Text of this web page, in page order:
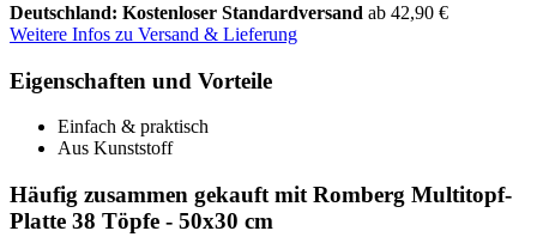
Deutschland: Kostenloser Standardversand ab 42,90 €
Weitere Infos zu Versand & Lieferung
Eigenschaften und Vorteile
Einfach & praktisch
Aus Kunststoff
Häufig zusammen gekauft mit Romberg Multitopf-
Platte 38 Töpfe - 50x30 cm